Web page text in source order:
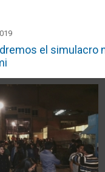
el simulacro